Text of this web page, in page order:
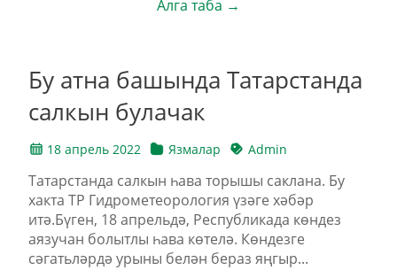
Алга таба →
Бу атна башында Татарстанда
салкын булачак
18 апрель 2022 Язмалар Admin
Татарстанда салкын һава торышы саклана. Бу
хакта ТР Гидрометеорология үзәге хәбәр
итә.Бүген, 18 апрельдә, Республикада көндез
аязучан болытлы һава көтелә. Көндезге
сәгатьләрдә урыны белән бераз яңгыр...